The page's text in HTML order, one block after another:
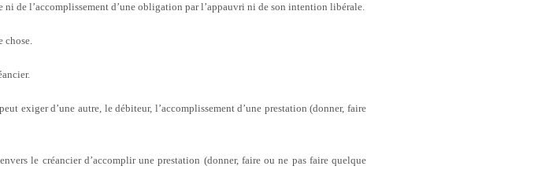
ni de l’accomplissement d’une obligation par l’appauvri ni de son intention libérale.
chose.
exiger d’une autre, le débiteur, l’accomplissement d’une prestation (donner, faire
le créancier d’accomplir une prestation (donner, faire ou ne pas faire quelque